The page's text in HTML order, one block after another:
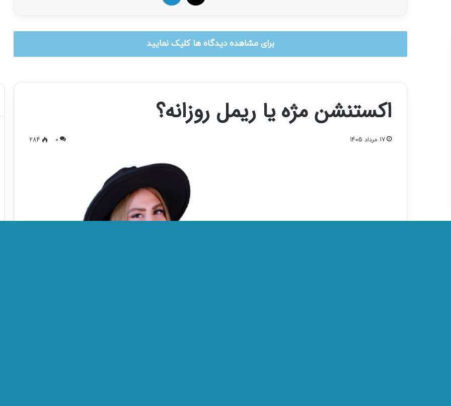
برای مشاهده دیدگاه ها کلیک نمایید